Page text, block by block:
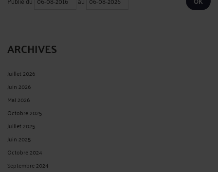
ARCHIVES
Juillet 2026
Juin 2026
Mai 2026
Octobre 2025
Juillet 2025
Juin 2025
Octobre 2024
Septembre 2024